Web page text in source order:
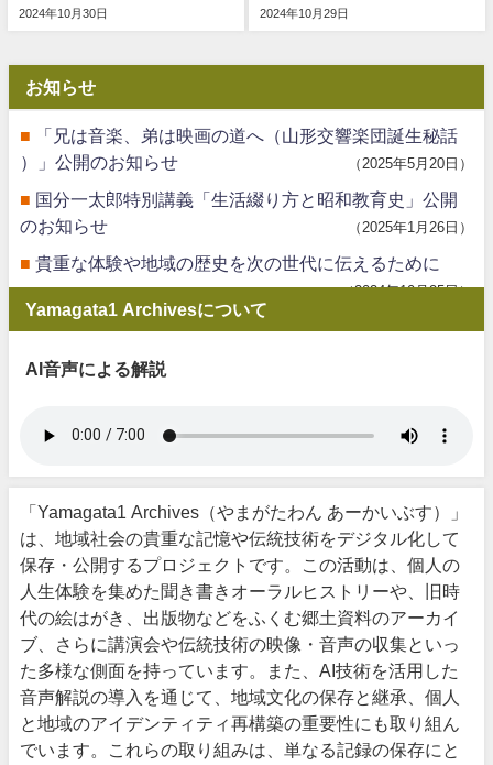
2024年10月30日 2024年10月29日
お知らせ
「兄は音楽、弟は映画の道へ（山形交響楽団誕生秘話
）」公開のお知らせ
2025年5月20日
国分一太郎特別講義「生活綴り方と昭和教育史」公開
のお知らせ
2025年1月26日
貴重な体験や地域の歴史を次の世代に伝えるために
2024年10月25日
Yamagata1 Archivesについて
AI音声による解説
「Yamagata1 Archives（やまがたわん あーかいぶす）」
は、地域社会の貴重な記憶や伝統技術をデジタル化して
保存・公開するプロジェクトです。この活動は、個人の
人生体験を集めた聞き書きオーラルヒストリーや、旧時
代の絵はがき、出版物などをふくむ郷土資料のアーカイ
ブ、さらに講演会や伝統技術の映像・音声の収集といっ
た多様な側面を持っています。また、AI技術を活用した
音声解説の導入を通じて、地域文化の保存と継承、個人
と地域のアイデンティティ再構築の重要性にも取り組ん
でいます。これらの取り組みは、単なる記録の保存にと